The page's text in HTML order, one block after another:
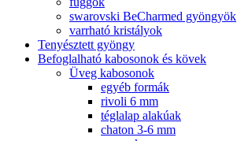
swarovski BeCharmed gyöngyök
varrható kristályok
Tenyésztett gyöngy
Befoglalható kabosonok és kövek
Üveg kabosonok
egyéb formák
rivoli 6 mm
téglalap alakúak
chaton 3-6 mm